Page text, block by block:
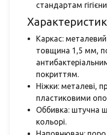
стандартам
Каркас:
товщина 1,5 мм,
покриттям.
Ніжки: металеві,
пластиковими
Оббивка: штучна
кольорі.